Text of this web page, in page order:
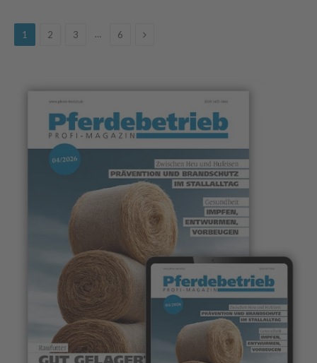
1 2 3 … 6 Next